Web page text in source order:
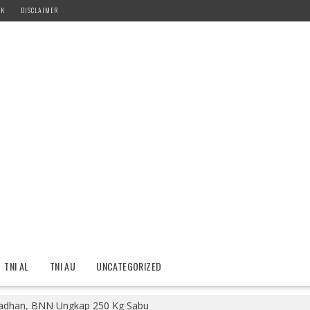
DISCLAIMER
TNI AL TNI AU UNCATEGORIZED
BNN Ungkap 250 Kg Sabu